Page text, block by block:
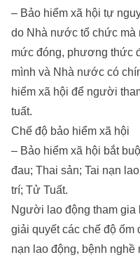
– Bảo hiểm xã hội tự
do Nhà nước tổ chức
mức đóng, phương thức
mình và Nhà nước có
hiểm xã hội để người
tuất.
Chế độ bảo hiểm xã hội
– Bảo hiểm xã hội bắt
đau; Thai sản; Tai nạn
trí; Tử Tuất.
Người lao động tham
giải quyết các chế độ ốm
nạn lao động, bệnh